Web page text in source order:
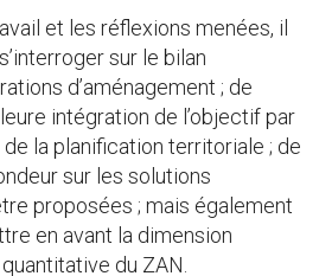
et les réflexions menées, il
sur le bilan
d’aménagement ; de
intégration de l’objectif par
la planification territoriale ; de
sur les solutions
proposées ; mais également
en avant la dimension
du ZAN.